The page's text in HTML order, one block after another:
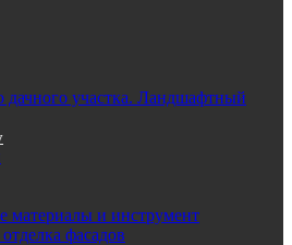
дачного участка. Ландшафтный
материалы и инструмент
фасадов